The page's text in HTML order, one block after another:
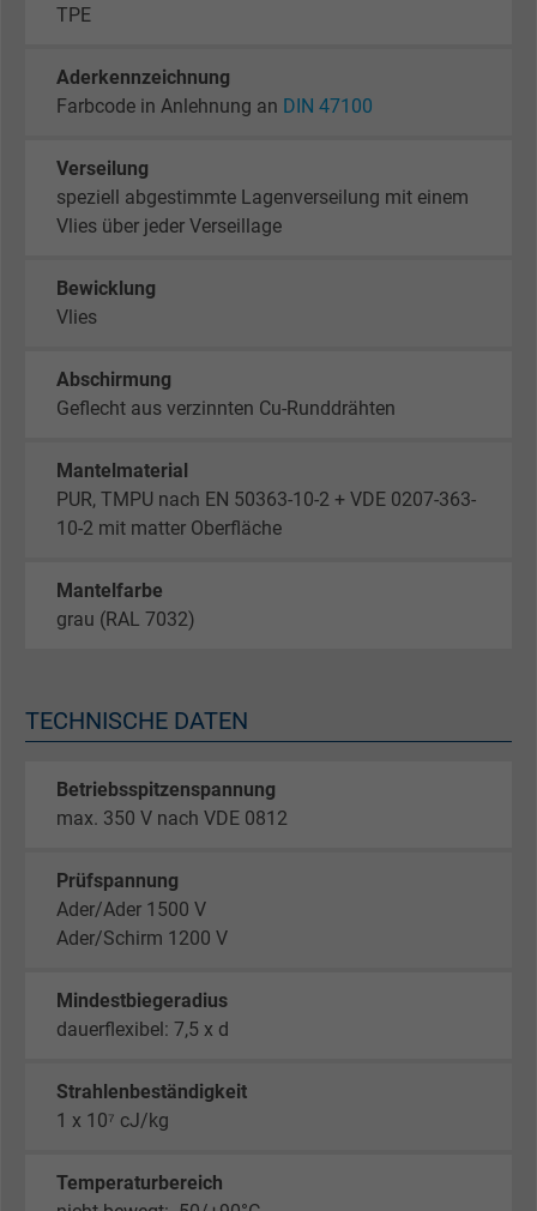
TPE
Aderkennzeichnung
Farbcode in Anlehnung an DIN 47100
Verseilung
speziell abgestimmte Lagenverseilung mit einem
Vlies über jeder Verseillage
Bewicklung
Vlies
Abschirmung
Geflecht aus verzinnten Cu-Runddrähten
Mantelmaterial
PUR, TMPU nach EN 50363-10-2 + VDE 0207-363-
10-2 mit matter Oberfläche
Mantelfarbe
grau (RAL 7032)
TECHNISCHE DATEN
Betriebsspitzenspannung
max. 350 V nach VDE 0812
Prüfspannung
Ader/Ader 1500 V
Ader/Schirm 1200 V
Mindestbiegeradius
dauerflexibel: 7,5 x d
Strahlenbeständigkeit
1 x 10⁷ cJ/kg
Temperaturbereich